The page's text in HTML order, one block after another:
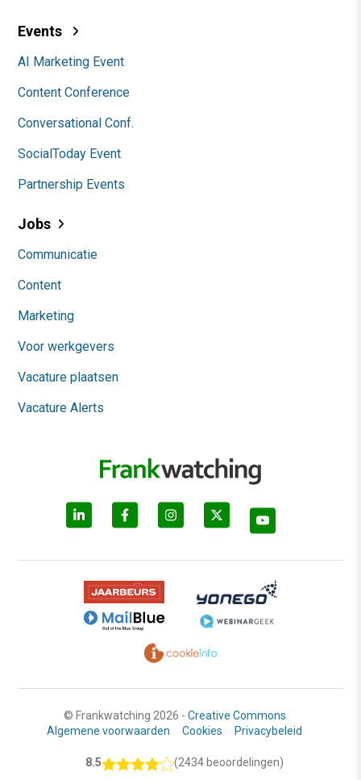
Events
AI Marketing Event
Content Conference
Conversational Conf.
SocialToday Event
Partnership Events
Jobs
Communicatie
Content
Marketing
Voor werkgevers
Vacature plaatsen
Vacature Alerts
© Frankwatching 2026 - Creative Commons
Algemene voorwaarden
Cookies Privacybeleid
8.5 (2434 beoordelingen)